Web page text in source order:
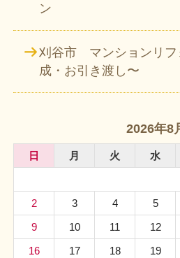
ン
刈谷市 マンションリ
成・お引き渡し〜
2026年8
日 月 火 水
2
3 4 5
9
10 11 12
16
17 18 19